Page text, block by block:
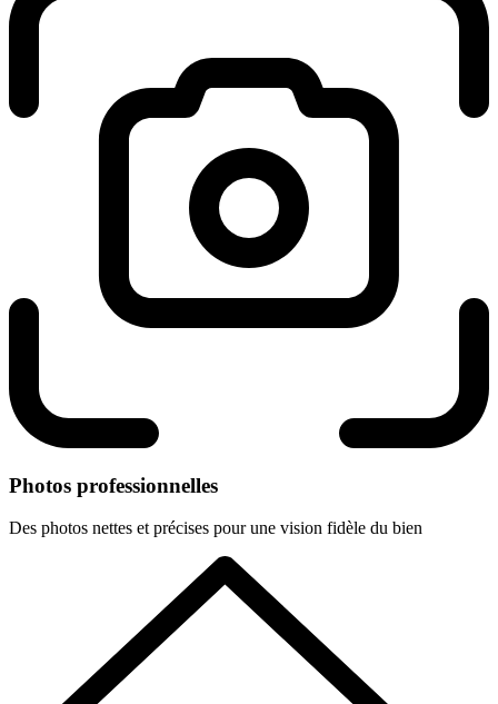
Photos professionnelles
Des photos nettes et précises pour une vision fidèle du bien